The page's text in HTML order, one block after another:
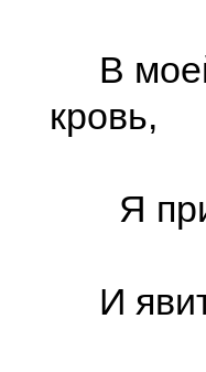
В моей
кровь,
Я
И